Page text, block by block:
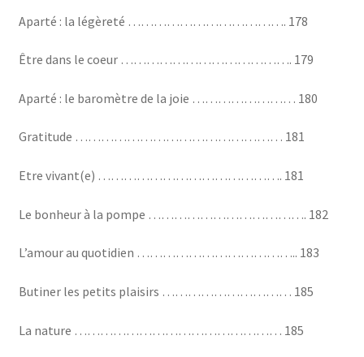
Aparté : la légèreté ………………………………. 178
Être dans le coeur …………………………………. 179
Aparté : le baromètre de la joie …………………… 180
Gratitude ………………………………………… 181
Etre vivant(e) ……………………………………. 181
Le bonheur à la pompe ………………………………. 182
L’amour au quotidien ……………………………….. 183
Butiner les petits plaisirs ………………………… 185
La nature ………………………………………… 185